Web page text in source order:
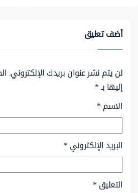
أضف تعليق
لن يتم نشر عنوان بريدك الإلكتروني.
إليها بـ*
الاسم*
البريد الإلكتروني*
التعليق*